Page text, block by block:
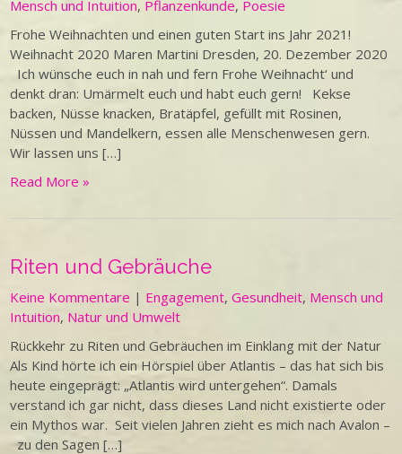
Mensch und Intuition, Pflanzenkunde, Poesie
Frohe Weihnachten und einen guten Start ins Jahr 2021!
Weihnacht 2020 Maren Martini Dresden, 20. Dezember 2020
Ich wünsche euch in nah und fern Frohe Weihnacht‘ und
denkt dran: Umärmelt euch und habt euch gern! Kekse
backen, Nüsse knacken, Bratäpfel, gefüllt mit Rosinen,
Nüssen und Mandelkern, essen alle Menschenwesen gern.
Wir lassen uns […]
Read More »
Riten und Gebräuche
Keine Kommentare | Engagement,Gesundheit, Mensch und
Intuition, Natur und Umwelt
Rückkehr zu Riten und Gebräuchen im Einklang mit der Natur
Als Kind hörte ich ein Hörspiel über Atlantis – das hat sich bis
heute eingeprägt: „Atlantis wird untergehen“. Damals
verstand ich gar nicht, dass dieses Land nicht existierte oder
ein Mythos war. Seit vielen Jahren zieht es mich nach Avalon –
zu den Sagen […]